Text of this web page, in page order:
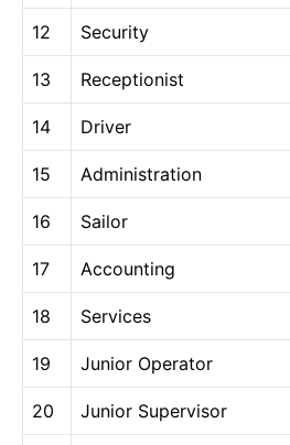
12 Security
13 Receptionist
14 Driver
15 Administration
16 Sailor
17 Accounting
18 Services
19 Junior Operator
20 Junior Supervisor